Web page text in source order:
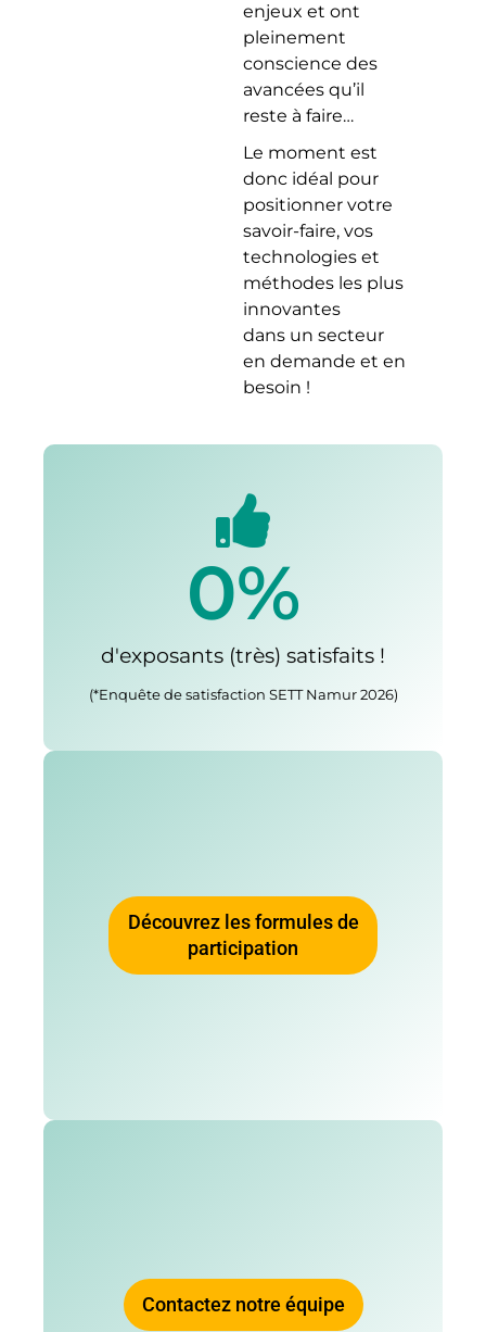
enjeux et ont
pleinement
conscience des
avancées qu’il
reste à faire…
Le moment est
donc idéal pour
positionner votre
savoir-faire, vos
technologies et
méthodes les plus
innovantes
dans un secteur
en demande et en
besoin !
d'exposants (très) satisfaits !
0%
(*Enquête de satisfaction SETT Namur 2026)
Découvrez les formules de
participation
Contactez notre équipe